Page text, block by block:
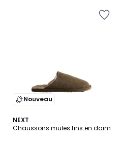
Nouveau
NEXT
Chaussons mules fins en daim